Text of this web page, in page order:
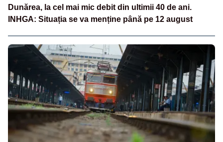
Dunărea, la cel mai mic debit din ultimii 40 de ani.
INHGA: Situația se va menține până pe 12 august